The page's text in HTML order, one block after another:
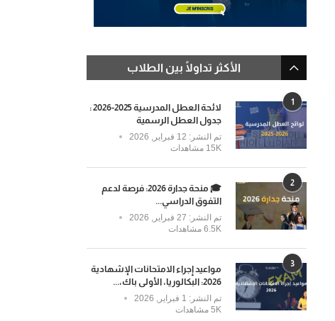
الأكثر تداولًا بين الطلاب
1
لائحة العطل المدرسية 2025-2026 :
جدول العطل الرسمية
تم النشر:
15K مشاهدات
2
🎓 منحة جدارة 2026: فرصة لدعم
التفوق الدراسي...
تم النشر:
6.5K مشاهدات
3
مواعيد إجراء الامتحانات الإشهادية
2026: البكالوريا، الأولى باك،...
تم النشر:
5K مشاهدات